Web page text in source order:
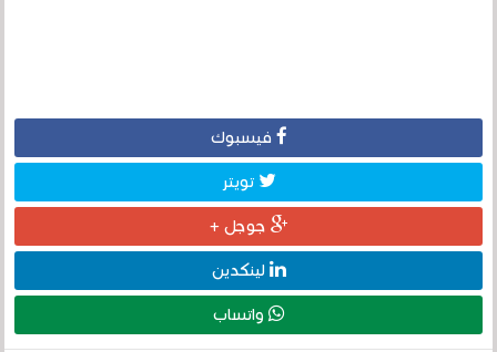
فيسبوك
تويتر
جوجل +
لينكدين
واتساب